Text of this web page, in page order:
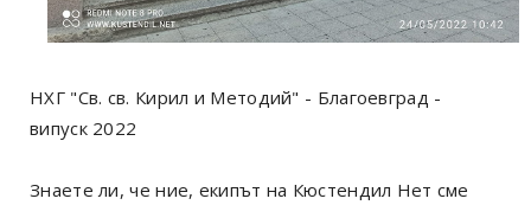
НХГ "Св. св. Кирил и Методий" - Благоевград -
випуск 2022
Знаете ли, че ние, екипът на Кюстендил Нет сме